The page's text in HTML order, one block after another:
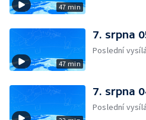
47 min
47 min
7. srpna
Poslední
7. srpna
Poslední